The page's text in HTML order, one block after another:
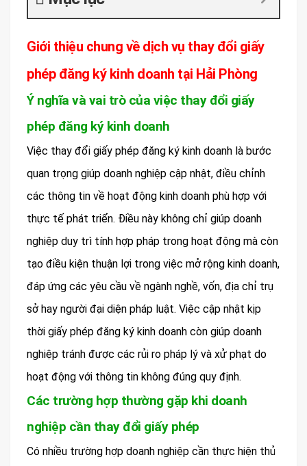
Giới thiệu chung về dịch vụ thay đổi giấy
phép đăng ký kinh doanh tại Hải Phòng
Ý nghĩa và vai trò của việc thay đổi giấy
phép đăng ký kinh doanh
Việc thay đổi giấy phép đăng ký kinh doanh là bước
quan trọng giúp doanh nghiệp cập nhật, điều chỉnh
các thông tin về hoạt động kinh doanh phù hợp với
thực tế phát triển. Điều này không chỉ giúp doanh
nghiệp duy trì tính hợp pháp trong hoạt động mà còn
tạo điều kiện thuận lợi trong việc mở rộng kinh doanh,
đáp ứng các yêu cầu về ngành nghề, vốn, địa chỉ trụ
sở hay người đại diện pháp luật. Việc cập nhật kịp
thời giấy phép đăng ký kinh doanh còn giúp doanh
nghiệp tránh được các rủi ro pháp lý và xử phạt do
hoạt động với thông tin không đúng quy định.
Các trường hợp thường gặp khi doanh
nghiệp cần thay đổi giấy phép
Có nhiều trường hợp doanh nghiệp cần thực hiện thủ